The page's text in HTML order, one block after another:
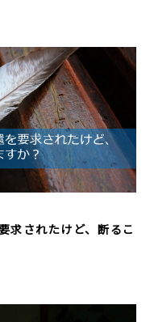
求されたけど、断るこ